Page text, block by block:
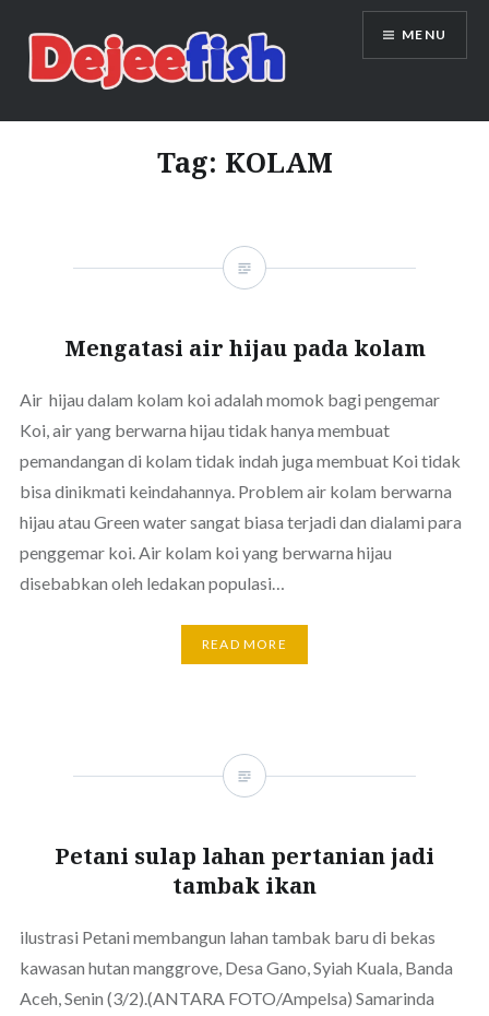
content
DEJEEFISH | PRODUSEN BENIH
IKAN BERKUALITAS INDONESIA
MENU
Tag: KOLAM
Mengatasi air hijau pada kolam
Air hijau dalam kolam koi adalah momok bagi pengemar
Koi, air yang berwarna hijau tidak hanya membuat
pemandangan di kolam tidak indah juga membuat Koi tidak
bisa dinikmati keindahannya. Problem air kolam berwarna
hijau atau Green water sangat biasa terjadi dan dialami para
penggemar koi. Air kolam koi yang berwarna hijau
disebabkan oleh ledakan populasi…
READ MORE
Petani sulap lahan pertanian jadi
tambak ikan
ilustrasi Petani membangun lahan tambak baru di bekas
kawasan hutan manggrove, Desa Gano, Syiah Kuala, Banda
Aceh, Senin (3/2).(ANTARA FOTO/Ampelsa) Samarinda